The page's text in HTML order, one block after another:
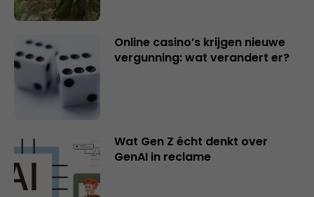
Online casino’s krijgen nieuwe
vergunning: wat verandert er?
Wat Gen Z écht denkt over
GenAI in reclame